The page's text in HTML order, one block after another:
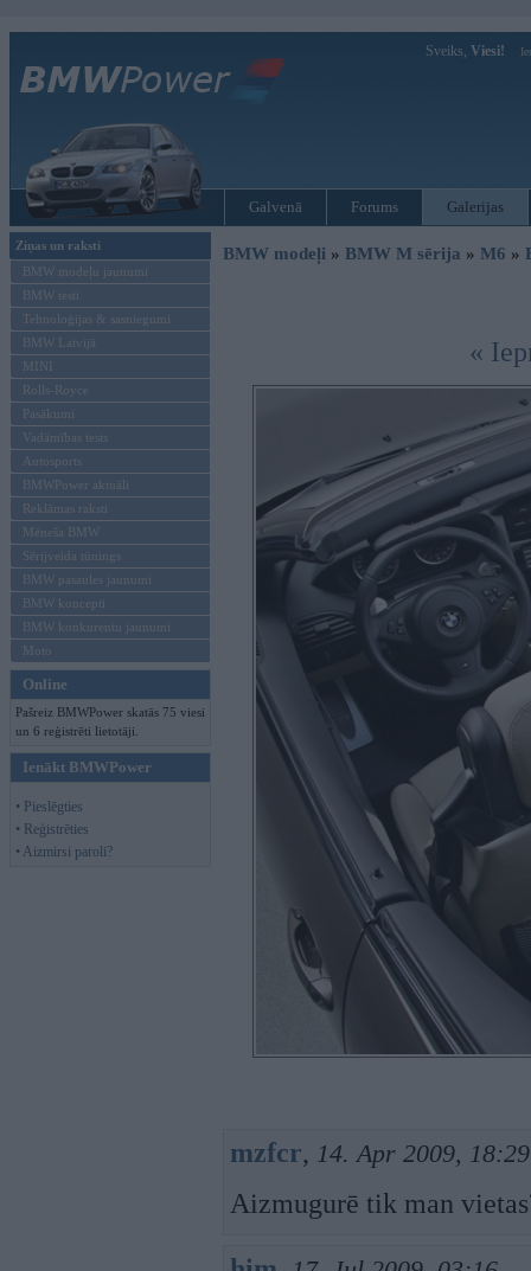
Sveiks, Viesi!
Galvenā Forums Galerijas
Ziņas un raksti
BMW modeļu jaunumi
BMW testi
Tehnoloģijas & sasniegumi
BMW Latvijā
MINI
Rolls-Royce
Pasākumi
Vadāmības tests
Autosports
BMWPower aktuāli
Reklāmas raksti
Mēneša BMW
Sērijveida tūnings
BMW pasaules jaunumi
BMW koncepti
BMW konkurentu jaunumi
Moto
Online
Pašreiz BMWPower skatās 75 viesi
un 6 reģistrēti lietotāji.
Ienākt BMWPower
• Pieslēgties
• Reģistrēties
• Aizmirsi paroli?
BMW modeļi » BMW M sērija » M6 »
«
mzfcr, 14. Apr 2009, 18:29
Aizmugurē tik man